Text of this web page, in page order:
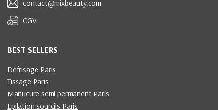
contact@mixbeauty.com
CGV
BEST SELLERS
Défrisage Paris
Tissage Paris
Manucure semi permanent Paris
Epilation sourcils Paris